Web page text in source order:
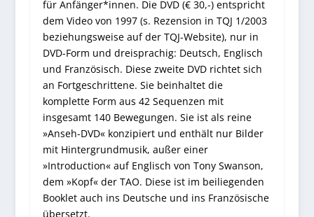
für Anfänger*innen. Die DVD (€ 30,-) entspricht
dem Video von 1997 (s. Rezension in TQJ 1/2003
beziehungsweise auf der TQJ-Website), nur in
DVD-Form und dreisprachig: Deutsch, Englisch
und Französisch. Diese zweite DVD richtet sich
an Fortgeschrittene. Sie beinhaltet die
komplette Form aus 42 Sequenzen mit
insgesamt 140 Bewegungen. Sie ist als reine
»Anseh-DVD« konzipiert und enthält nur Bilder
mit Hintergrundmusik, außer einer
»Introduction« auf Englisch von Tony Swanson,
dem »Kopf« der TAO. Diese ist im beiliegenden
Booklet auch ins Deutsche und ins Französische
übersetzt.